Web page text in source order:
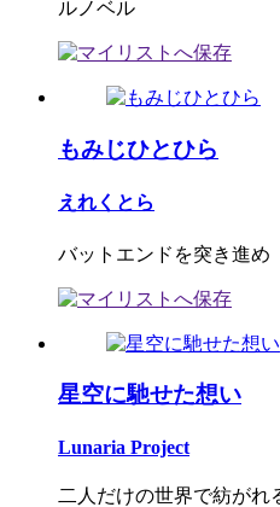
ルノベル
もみじひとひら
えれくとら
バットエンドを突き進め
星空に馳せた想い
Lunaria Project
二人だけの世界で紡がれ